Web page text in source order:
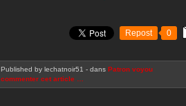
Repost 0
Published by lechatnoir51 - dans Patron voyou
commenter cet article